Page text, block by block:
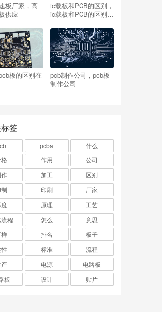
板厂家，高
供应
ic载板和PCB的区别，
ic载板和PCB的区别与
板的区别在
pcb制作公司，pcb板
制作公司
签
pcba
什么
格
作用
公司
作
加工
区别
印刷
厂家
度
原理
工艺
流程
怎么
意思
样
排名
板子
标准
流程
产
电源
电路板
板
设计 贴片